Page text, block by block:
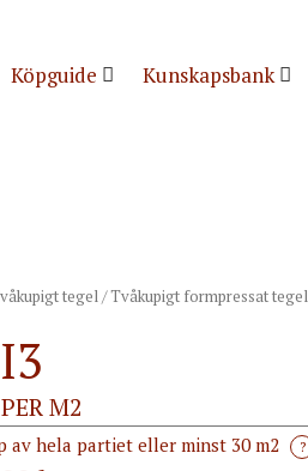
Köpguide Kunskapsbank
tegel/Tvåkupigt formpressat tegel
M2
av hela partiet eller minst 30 m2 ?